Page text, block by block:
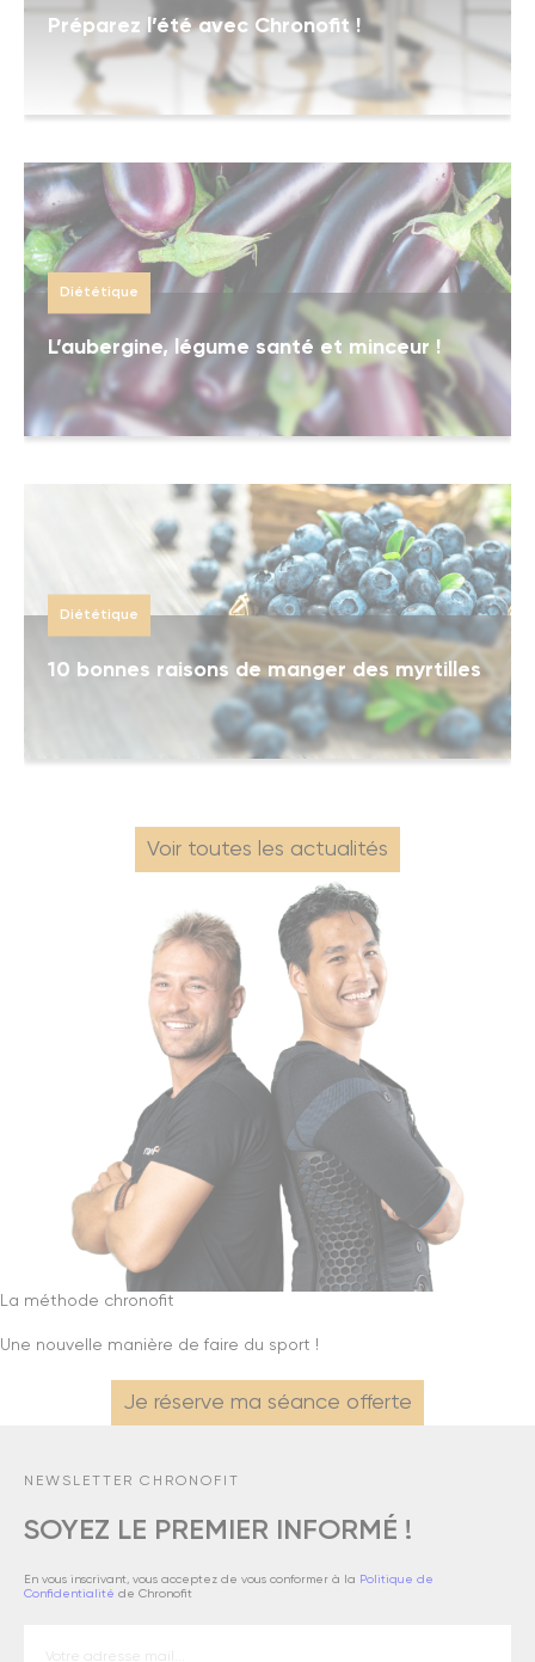
Préparez l’été avec Chronofit !
Diététique
L’aubergine, légume santé et minceur !
Diététique
10 bonnes raisons de manger des myrtilles
Voir toutes les actualités
La méthode chronofit
Une nouvelle manière de faire du sport !
Je réserve ma séance offerte
NEWSLETTER CHRONOFIT
SOYEZ LE PREMIER INFORMÉ !
En vous inscrivant, vous acceptez de vous conformer à la Politique de
Confidentialité de Chronofit